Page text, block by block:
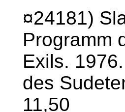
¤24181)
Programm
Exils.
des
11,50